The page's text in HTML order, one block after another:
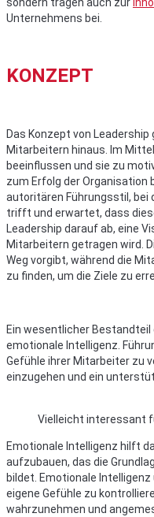
Unternehmens bei.
KONZEPT
Das Konzept von
Mitarbeitern hinaus. Im
beeinflussen und sie zu
zum Erfolg der Organisation
autoritären Führungsstil, bei
trifft und erwartet, dass
Leadership darauf ab, eine
Mitarbeitern getragen wird.
Weg vorgibt, während die
zu finden, um die Ziele zu
Ein wesentlicher
emotionale Intelligenz.
Gefühle ihrer Mitarbeiter zu
einzugehen und ein
Vielleicht interessant
Emotionale Intelligenz hilft
aufzubauen, das die
bildet. Emotionale
eigene Gefühle zu
wahrzunehmen und